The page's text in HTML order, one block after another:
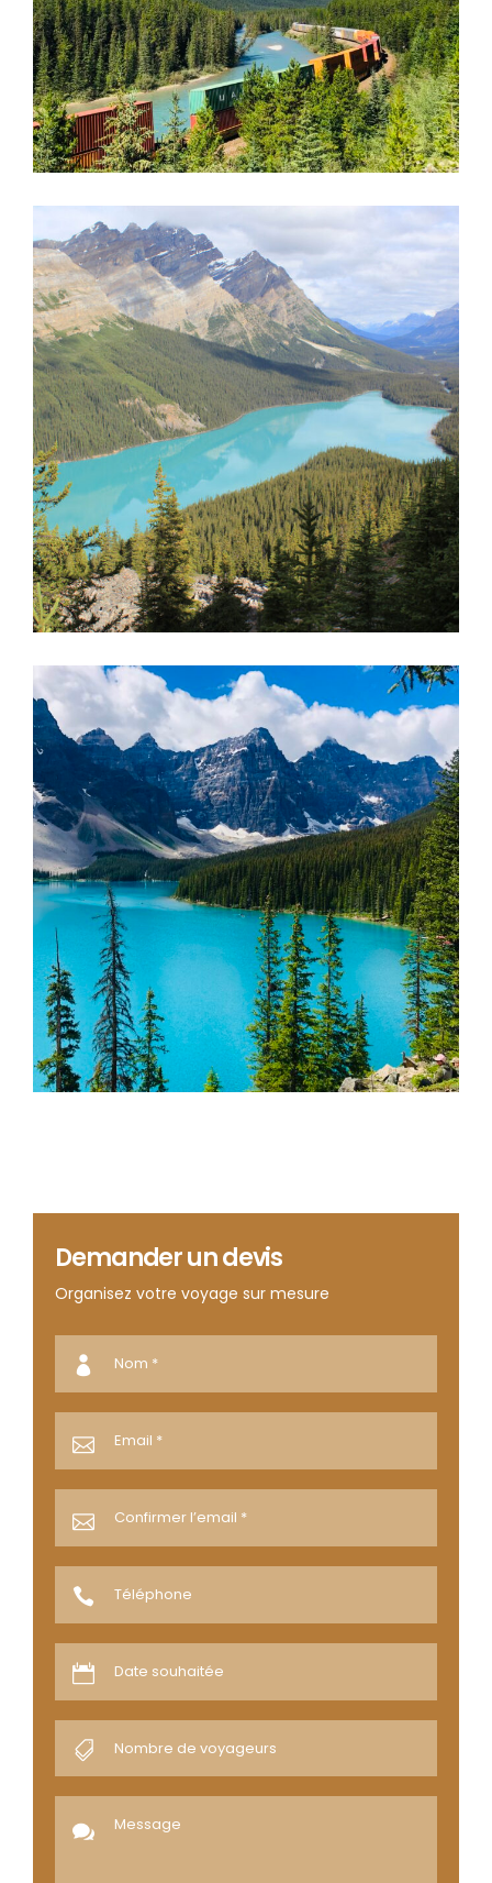
Demander un devis
Organisez votre voyage sur mesure